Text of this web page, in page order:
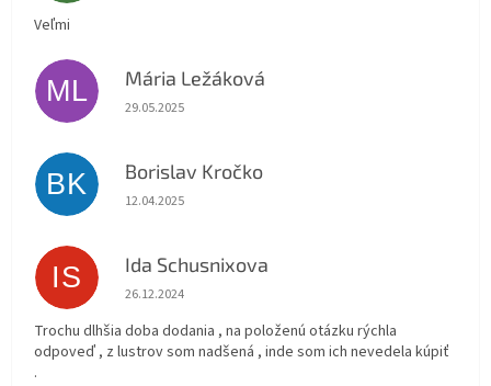
Veľmi
ML Mária Ležáková
Hodnotenie obchodu je 5 z 5 hviezdičiek.
29.05.2025
BK Borislav Kročko
Hodnotenie obchodu je 5 z 5 hviezdičiek.
12.04.2025
IS Ida Schusnixova
Hodnotenie obchodu je 5 z 5 hviezdičiek.
26.12.2024
Trochu dlhšia doba dodania , na položenú otázku rýchla
odpoveď , z lustrov som nadšená , inde som ich nevedela kúpiť
.